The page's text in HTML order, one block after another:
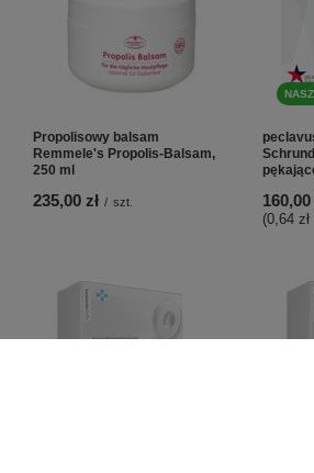
Propolisowy balsam
Remmele's Propolis-Balsam,
250 ml
235,00 zł / szt. 160,00
(0,64 zł